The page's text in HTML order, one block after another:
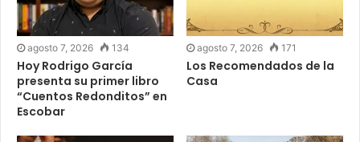
agosto 7, 2026 134
Hoy Rodrigo García
presenta su primer libro
“Cuentos Redonditos” en
Escobar
agosto 7, 2026 171
Los Recomendados de la
Casa